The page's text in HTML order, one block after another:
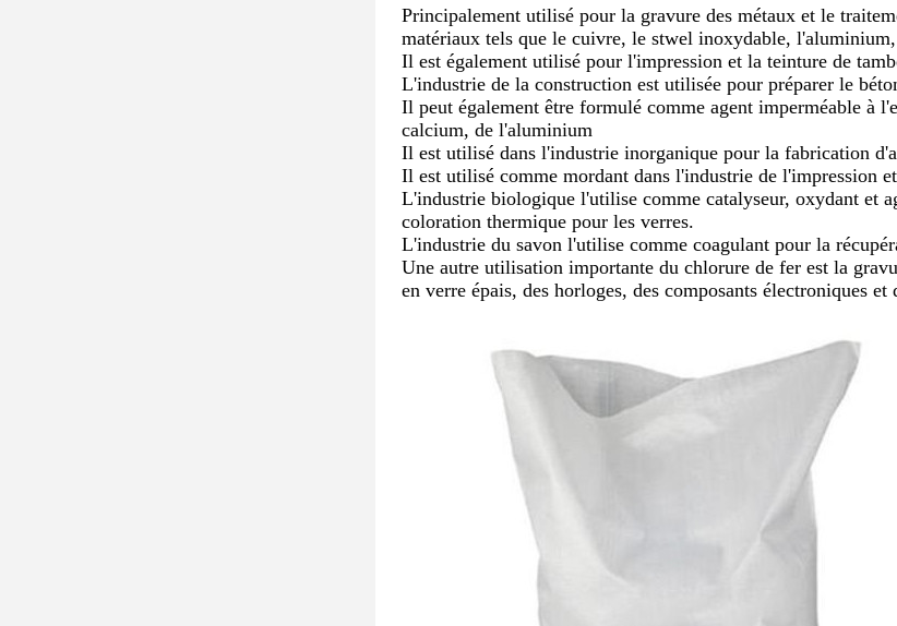
Principalement utilisé pour la gravure des métaux et le
matériaux tels que le cuivre, le stwel inoxydable,
Il est également utilisé pour l'impression et la teinture de
L'industrie de la construction est utilisée pour préparer le
Il peut également être formulé comme agent imperméable à
calcium, de l'aluminium
Il est utilisé dans l'industrie inorganique pour la fabrication
Il est utilisé comme mordant dans l'industrie de l'impression
L'industrie biologique l'utilise comme catalyseur, oxydant et
coloration thermique pour les verres.
L'industrie du savon l'utilise comme coagulant pour la
Une autre utilisation importante du chlorure de fer est la
en verre épais, des horloges, des composants électroniques